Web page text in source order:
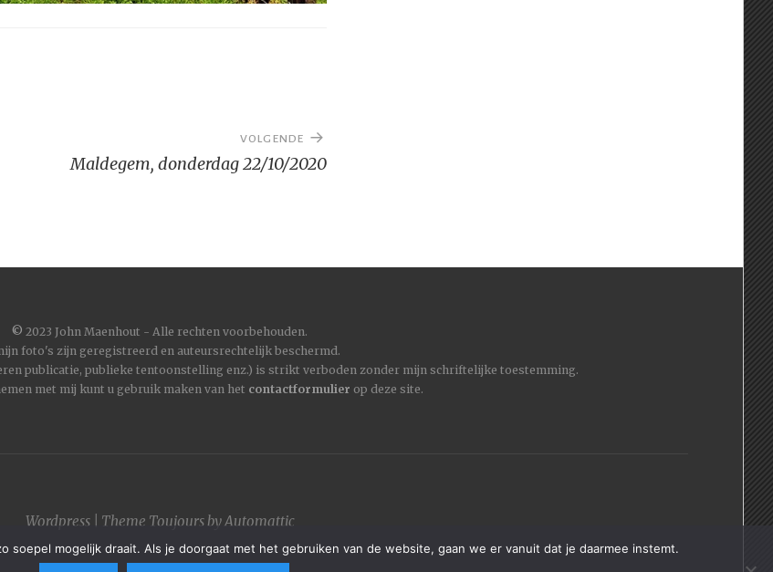
VOLGENDE
Maldegem, donderdag 22/10/2020
© 2023 John Maenhout - Alle rechten voorbehouden.
foto's zijn geregistreerd en auteursrechtelijk beschermd.
publicatie, publieke tentoonstelling enz.) is strikt verboden zonder mijn schriftelijke toestemming.
met mij kunt u gebruik maken van het contactformulier op deze site.
Wordpress| Theme ToujoursbyAutomattic
mogelijk draait. Als je doorgaat met het gebruiken van de website, gaan we er vanuit dat je daarmee instemt.